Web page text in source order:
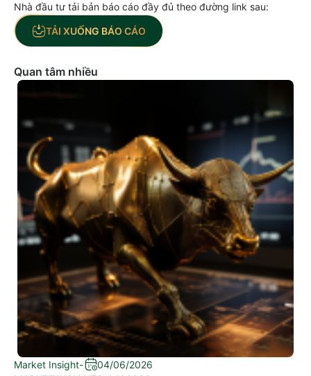
Nhà đầu tư tải bản báo cáo đầy đủ theo đường link sau:
TẢI XUỐNG BÁO CÁO
Quan tâm nhiều
Market Insight-
04/06/2026